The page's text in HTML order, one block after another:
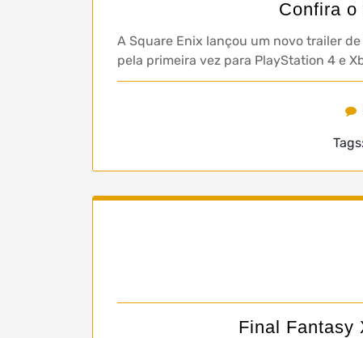
Confira
A Square Enix lançou um novo trailer
pela primeira vez para PlayStation 4 e
Tags:
Final Fantasy